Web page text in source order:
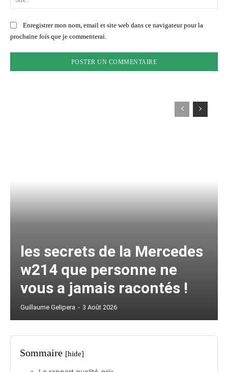
Enregistrer mon nom, email et site web dans ce navigateur pour la
prochaine fois que je commenterai.
les secrets de la Mercedes
w214 que personne ne
vous a jamais racontés !
Guillaume Gelipera - 3 Août 2026
Sommaire [hide]